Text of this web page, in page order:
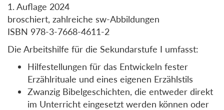
1. Auflage 2024
broschiert, zahlreiche sw-Abbildungen
ISBN 978-3-7668-4611-2
Die Arbeitshilfe für die Sekundarstufe I umfasst:
Hilfestellungen für das Entwickeln fester
Erzählrituale und eines eigenen Erzählstils
Zwanzig Bibelgeschichten, die entweder direkt
im Unterricht eingesetzt werden können oder